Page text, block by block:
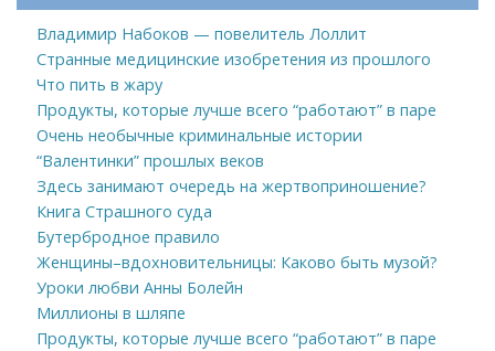
Владимир Набоков — повелитель Лоллит
Странные медицинские изобретения из прошлого
Что пить в жару
Продукты, которые лучше всего “работают” в паре
Очень необычные криминальные истории
“Валентинки” прошлых веков
Здесь занимают очередь на жертвоприношение?
Книга Страшного суда
Бутербродное правило
Женщины–вдохновительницы: Каково быть музой?
Уроки любви Анны Болейн
Миллионы в шляпе
Продукты, которые лучше всего “работают” в паре